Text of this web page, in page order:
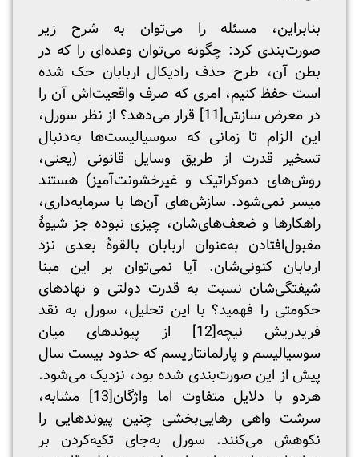
بنابراین، مسئله را می‌توان به شرح زیر
صورت‌بندی کرد: چگونه می‌توان وعده‌ای را که در
بطن آن، طرح حذف رادیکال اربابان حک شده
است حفظ کنیم، امری که صرف واقعیت‌اش آن را
در معرض سازش[11]
قرار می‌دهد؟ از نظر سورل،
این الزام تا زمانی که سوسیالیست‌ها به‌دنبال
تسخیر قدرت از طریق وسایل قانونی (یعنی،
روش‌های دموکراتیک و غیرخشونت‌آمیز) هستند
میسر نمی‌شود. سازش‌های آن‌ها با سرمایه‌داری،
راهکارها و ضعف‌های‌شان، چیزی نبوده جز شیوۀ
مقبول‌افتادن به‌عنوان اربابان بالقوۀ بعدی نزد
اربابان کنونی‌شان. آیا نمی‌توان بر این مبنا
شیفتگی‌شان نسبت به قدرت دولتی و نهادهای
حکومتی را فهمید؟ با این تحلیل، سورل به نقد
فریدریش نیچه[12]
از پیوندهای میان
سوسیالیسم و پارلمانتاریسم که حدود بیست سال
پیش از این صورت‌بندی شده بود، نزدیک می‌شود.
هردو با دلایل متفاوت اما واژگان[13]
مشابه،
سرشت واهی رهایی‌بخشی چنین پیوندهایی را
نکوهش می‌کنند. سورل به‌جای تکیه‌کردن بر